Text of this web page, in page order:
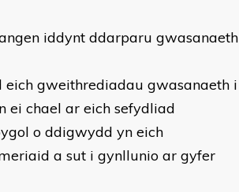
iddynt ddarparu gwasanaeth
gweithrediadau gwasanaeth i
ei chael ar eich sefydliad
o ddigwydd yn eich
a sut i gynllunio ar gyfer